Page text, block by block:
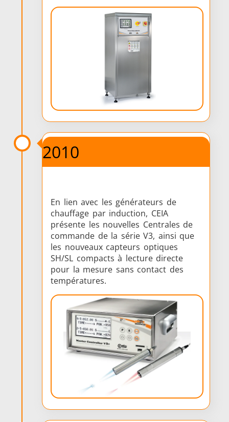
2010
En lien avec les générateurs de
chauffage par induction, CEIA
présente les nouvelles Centrales de
commande de la série V3, ainsi que
les nouveaux capteurs optiques
SH/SL compacts à lecture directe
pour la mesure sans contact des
températures.